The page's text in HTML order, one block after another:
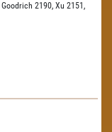
Goodrich 2190, Xu 2151,